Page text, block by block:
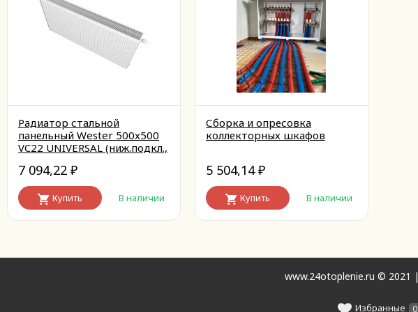
Радиатор стальной
панельный Wester 500x500
VC22 UNIVERSAL (ниж.подкл.,
7 094,22 ₽
Купить В наличии
Сборка и опресовка
коллекторных шкафов
5 504,14 ₽
Купить В наличии
www.24otoplenie.ru © 2021 |
Избранные 0